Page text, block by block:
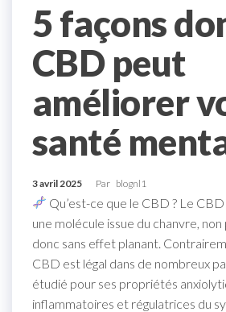
5 façons
CBD peut
améliorer
santé
3 avril 2025 Par blognl1
Qu’est-ce que le CBD ? Le
une molécule issue du chanvre,
donc sans effet planant.
CBD est légal dans de nombreux
étudié pour ses propriétés
inflammatoires et régulatrices du